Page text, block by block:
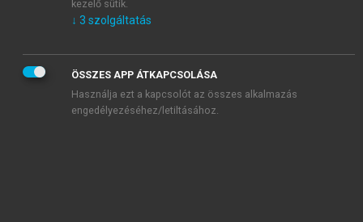
KIPRÓBÁLOM
kezelő sütik.
↓ 3 szolgáltatás
ÖSSZES APP ÁTKAPCSOLÁSA
Használja ezt a kapcsolót az összes alkalmazás
engedélyezéséhez/letiltásához.